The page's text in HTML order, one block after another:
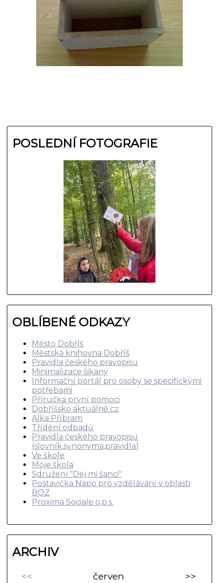
POSLEDNÍ FOTOGRAFIE
OBLÍBENÉ ODKAZY
Město Dobříš
Městská knihovna Dobříš
Pravidla českého pravopisu
Minimalizace šikany
Informační portál pro osoby se specifickými
potřebami
Příručka první pomoci
Dobříšsko aktuálně.cz
Alka Příbram
Třídění odpadů
Pravidla českého pravopisu
(slovník,synonyma,pravidla)
Ve škole
Moje škola
Sdružení "Dej mi šanci"
Postavička Napo pro vzdělávání v oblasti
BOZ
Proxima Sociale o.p.s.
ARCHIV
<< červen
>>